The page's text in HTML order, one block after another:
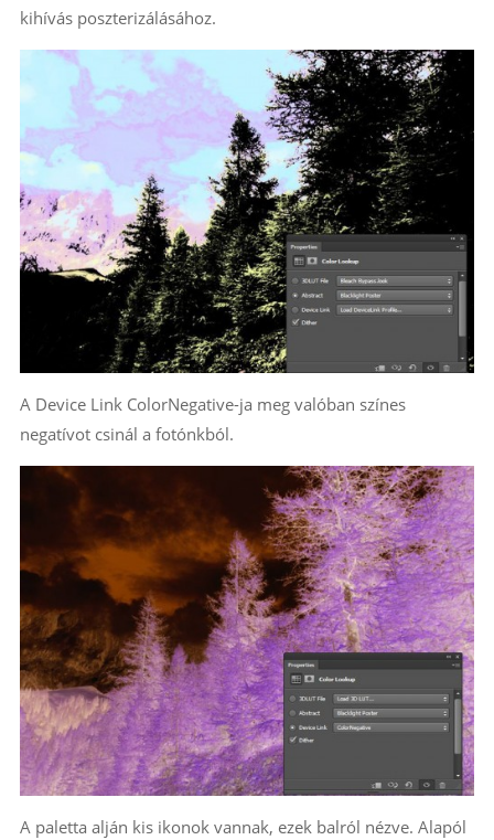
kihívás poszterizálásához.
A Device Link ColorNegative-ja meg valóban színes
negatívot csinál a fotónkból.
A paletta alján kis ikonok vannak, ezek balról nézve. Alapól